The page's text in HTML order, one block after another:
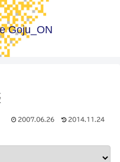
Goju_ON
2007.06.26 2014.11.24